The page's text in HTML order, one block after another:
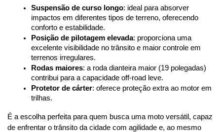
Suspensão de curso longo: ideal para absorver
impactos em diferentes tipos de terreno, oferecendo
conforto e estabilidade.
Posição de pilotagem elevada: proporciona uma
excelente visibilidade no trânsito e maior controle em
terrenos irregulares.
Rodas maiores: a roda dianteira maior (19 polegadas)
contribui para a capacidade off-road leve.
Protetor de cárter: oferece proteção extra ao motor em
trilhas.
É a escolha perfeita para quem busca uma moto versátil, capaz
de enfrentar o trânsito da cidade com agilidade e, ao mesmo